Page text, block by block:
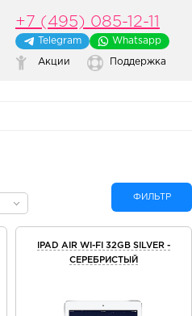
+7 (495) 085-12-11
Telegram Whatsapp
Акции Поддержка
ФИЛЬТР
IPAD AIR WI-FI 32GB SILVER -
СЕРЕБРИСТЫЙ